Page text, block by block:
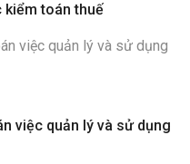
kiểm toán thuế
việc quản lý và sử dụng